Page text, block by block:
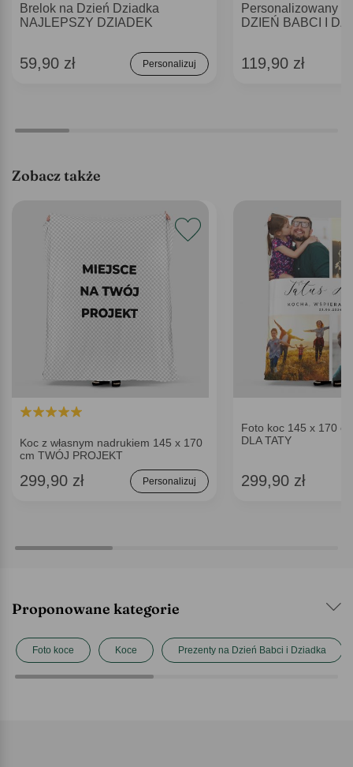
Brelok na Dzień Dziadka
NAJLEPSZY DZIADEK
59,90 zł Personalizuj
Personalizowany
DZIEŃ BABCI I
119,90 zł
Zobacz także
Koc z własnym nadrukiem 145 x 170
cm TWÓJ PROJEKT
299,90 zł Personalizuj
Foto koc 145 x 170
DLA TATY
299,90 zł
Proponowane kategorie
Foto koce Koce Prezenty na Dzień Babci i Dziadka